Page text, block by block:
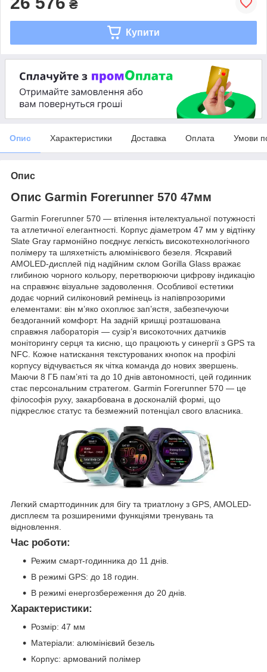
₴
Купити
Опис Характеристики Доставка Оплата Умови
Опис
Опис Garmin Forerunner 570 47мм
Garmin Forerunner 570 — втілення інтелектуальної потужності
та атлетичної елегантності. Корпус діаметром 47 мм у відтінку
Slate Gray гармонійно поєднує легкість високотехнологічного
полімеру та шляхетність алюмінієвого безеля. Яскравий
AMOLED-дисплей під надійним склом Gorilla Glass вражає
глибиною чорного кольору, перетворюючи цифрову індикацію
на справжнє візуальне задоволення. Особливої естетики
додає чорний силіконовий ремінець із напівпрозорими
елементами: він м’яко охоплює зап’ястя, забезпечуючи
бездоганний комфорт. На задній кришці розташована
справжня лабораторія — сузір’я високоточних датчиків
моніторингу серця та кисню, що працюють у синергії з GPS та
NFC. Кожне натискання текстурованих кнопок на профілі
корпусу відчувається як чітка команда до нових звершень.
Маючи 8 ГБ пам’яті та до 10 днів автономності, цей годинник
стає персональним стратегом. Garmin Forerunner 570 — це
філософія руху, закарбована в досконалій формі, що
підкреслює статус та безмежний потенціал свого власника.
Легкий смартгодинник для бігу та триатлону з GPS, AMOLED-
дисплеєм та розширеними функціями тренувань та
відновлення.
Час роботи:
Режим смарт-годинника до 11 днів.
В режимі GPS: до 18 годин.
В режимі енергозбереження до 20 днів.
Характеристики:
Розмір: 47 мм
Матеріали: алюмінієвий безель
Корпус: армований полімер